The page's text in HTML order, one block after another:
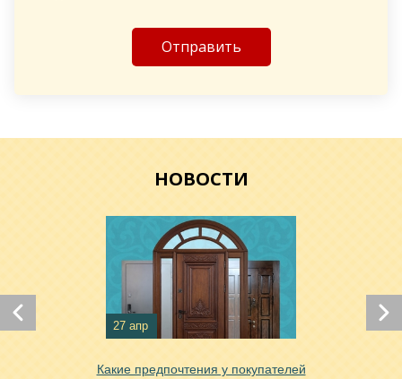
Хочу такую
НОВОСТИ
27 апр
Какие предпочтения у покупателей